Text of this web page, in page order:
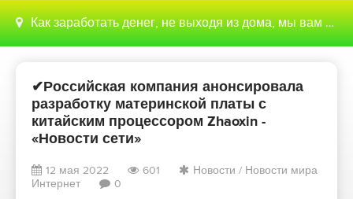
Как заработать денег, не выходя из дома, мы вам поможем с этим разобраться
✔Российская компания анонсировала
разработку материнской платы с
китайским процессором Zhaoxin -
«Новости сети»
12 мая 2022 601 Новости / Новости мира
Интернет
0